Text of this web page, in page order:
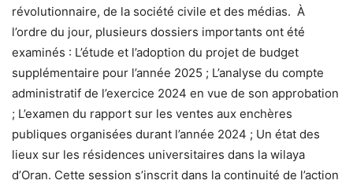
révolutionnaire, de la société civile et des médias. À
l’ordre du jour, plusieurs dossiers importants ont été
examinés : L’étude et l’adoption du projet de budget
supplémentaire pour l’année 2025 ; L’analyse du compte
administratif de l’exercice 2024 en vue de son approbation
; L’examen du rapport sur les ventes aux enchères
publiques organisées durant l’année 2024 ; Un état des
lieux sur les résidences universitaires dans la wilaya
d’Oran. Cette session s’inscrit dans la continuité de l’action